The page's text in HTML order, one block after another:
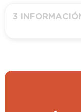
3